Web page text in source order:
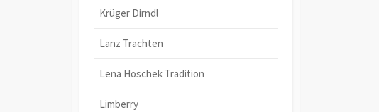
Krüger Dirndl
Lanz Trachten
Lena Hoschek Tradition
Limberry